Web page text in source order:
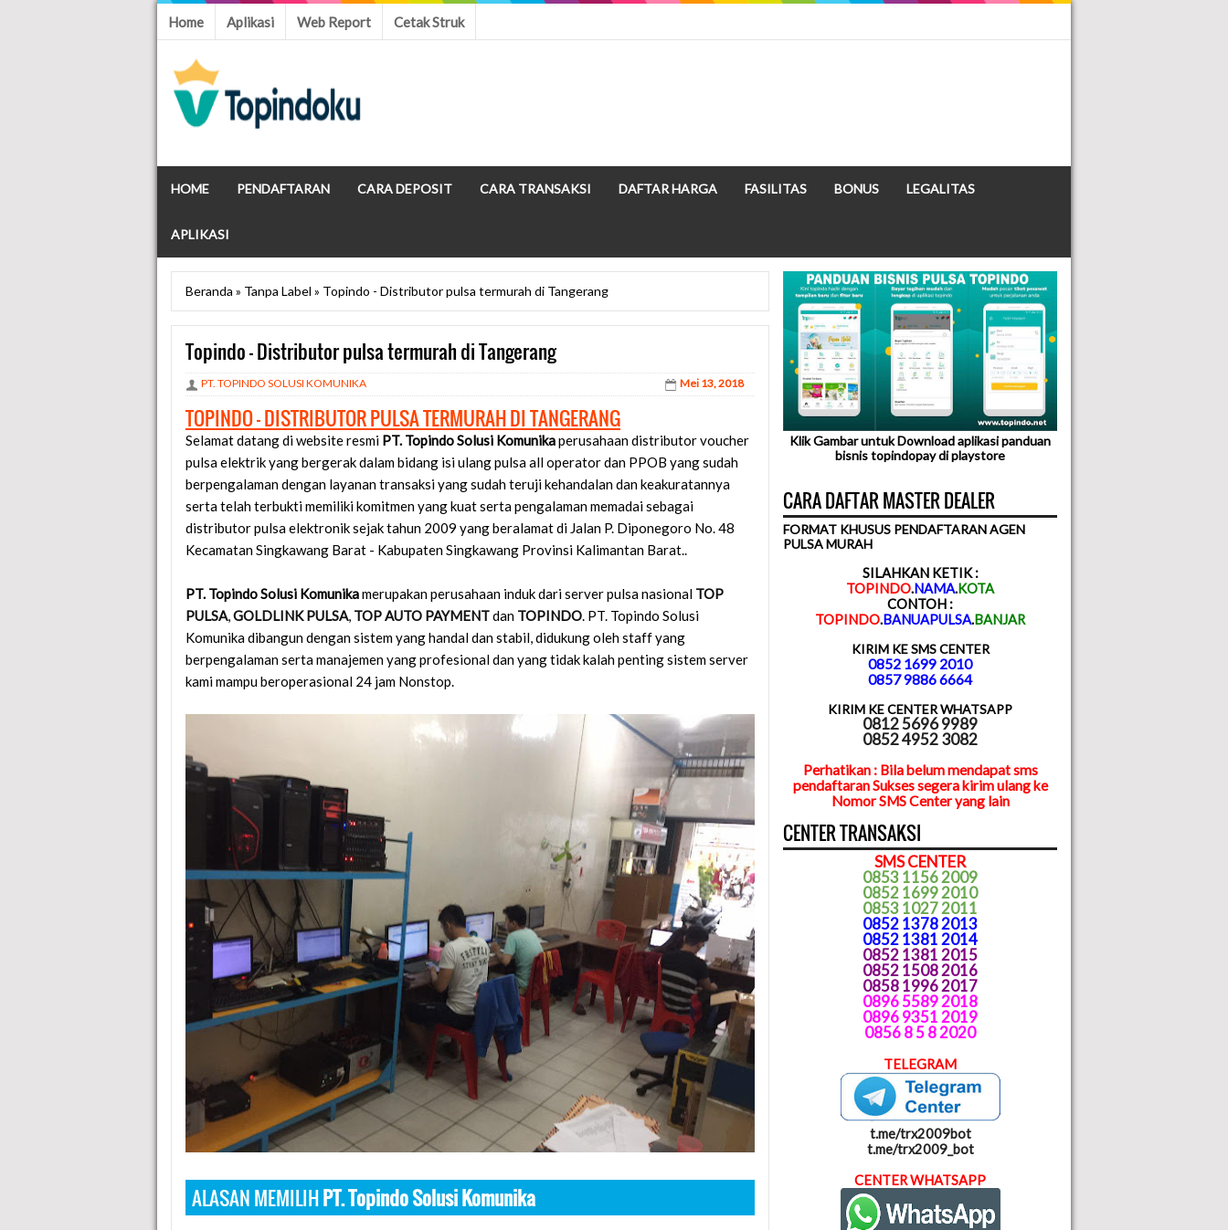
Home Aplikasi Web Report Cetak Struk
HOME PENDAFTARAN CARA DEPOSIT CARA TRANSAKSI DAFTAR HARGA FASILITAS BONUS LEGALITAS
APLIKASI
Beranda » Tanpa Label » Topindo - Distributor pulsa termurah di Tangerang
Topindo - Distributor pulsa termurah di Tangerang
PT. TOPINDO SOLUSI KOMUNIKA Mei 13, 2018
TOPINDO - DISTRIBUTOR PULSA TERMURAH DI TANGERANG
Selamat datang di website resmi PT. Topindo Solusi Komunikaperusahaan distributor voucher
pulsa elektrik yang bergerak dalam bidang isi ulang pulsa all operator dan PPOB yang sudah
berpengalaman dengan layanan transaksi yang sudah teruji kehandalan dan keakuratannya
serta telah terbukti memiliki komitmen yang kuat serta pengalaman memadai sebagai
distributor pulsa elektronik sejak tahun 2009 yang beralamat di Jalan P. Diponegoro No. 48
Kecamatan Singkawang Barat - Kabupaten Singkawang Provinsi Kalimantan Barat..
PT. Topindo Solusi Komunikamerupakan perusahaan induk dari server pulsa nasional TOP
PULSA,GOLDLINK PULSA, TOP AUTO PAYMENTdan TOPINDO. PT. Topindo Solusi
Komunika dibangun dengan sistem yang handal dan stabil, didukung oleh staff yang
berpengalaman serta manajemen yang profesional dan yang tidak kalah penting sistem server
kami mampu beroperasional 24 jam Nonstop.
ALASAN MEMILIHPT. Topindo Solusi Komunika
Klik Gambar untuk Download aplikasi panduan
bisnis topindopay di playstore
CARA DAFTAR MASTER DEALER
FORMAT KHUSUS PENDAFTARAN AGEN
PULSA MURAH
SILAHKAN KETIK :
TOPINDO.NAMA.KOTA
CONTOH :
TOPINDO.BANUAPULSA.BANJAR
KIRIM KE SMS CENTER
0852 1699 2010
0857 9886 6664
KIRIM KE CENTER WHATSAPP
0812 5696 9989
0852 4952 3082
Perhatikan : Bila belum mendapat sms
pendaftaran Sukses segera kirim ulang ke
Nomor SMS Center yang lain
CENTER TRANSAKSI
SMS CENTER
0853 1156 2009
0852 1699 2010
0853 1027 2011
0852 1378 2013
0852 1381 2014
0852 1381 2015
0852 1508 2016
0858 1996 2017
0896 5589 2018
0896 9351 2019
0856 8 5 8 2020
TELEGRAM
t.me/trx2009bot
t.me/trx2009_bot
CENTER WHATSAPP